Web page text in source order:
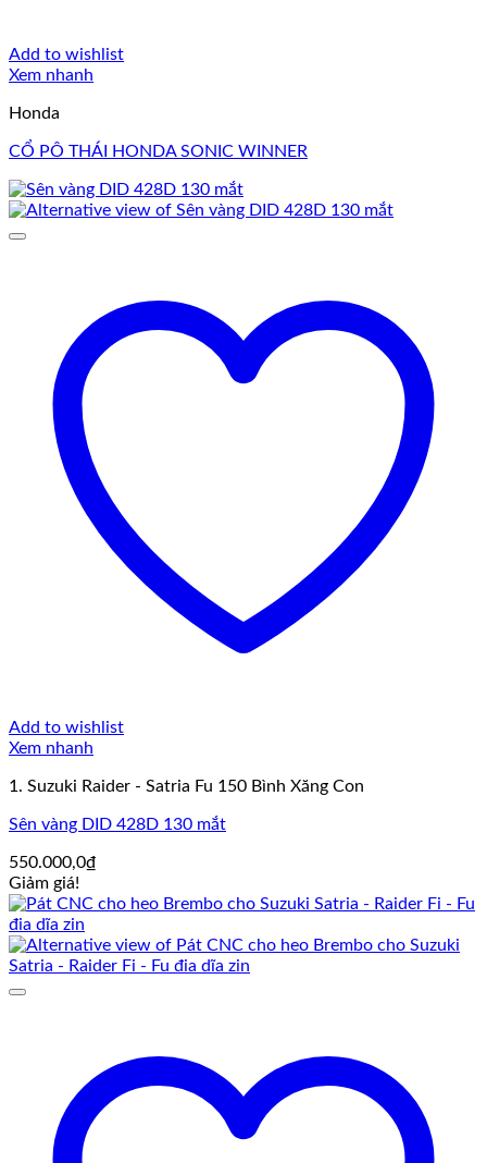
Add to wishlist
Xem nhanh
Honda
CỔ PÔ THÁI HONDA SONIC WINNER
Add to wishlist
Xem nhanh
1. Suzuki Raider - Satria Fu 150 Bình Xăng Con
Sên vàng DID 428D 130 mắt
550.000,0₫
Giảm giá!